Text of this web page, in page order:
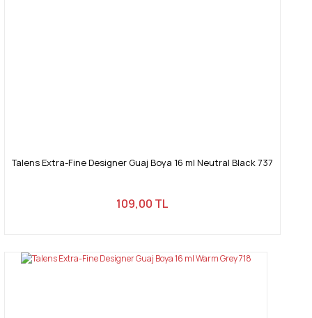
Talens Extra-Fine Designer Guaj Boya 16 ml Neutral Black 737
109,00 TL